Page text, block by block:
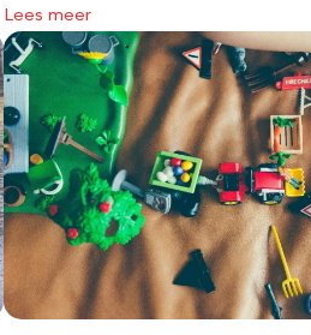
Lees meer